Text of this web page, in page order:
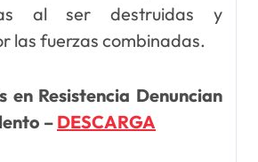
al ser destruidas y
las fuerzas combinadas.
en Resistencia Denuncian
– DESCARGA